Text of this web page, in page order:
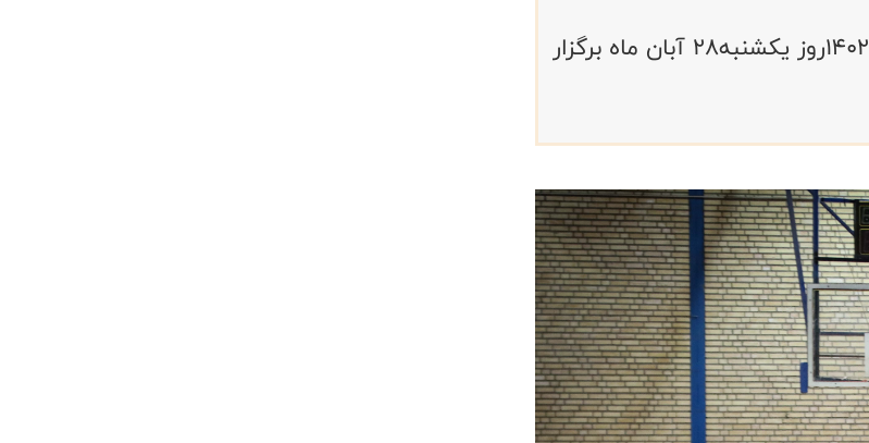
جلسه هماهنگی لیگ دسته یک ملی درسال ۱۴۰۳-۱۴۰۲روز یکشنبه۲۸ آبان ماه برگزار